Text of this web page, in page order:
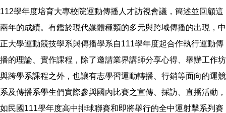
112學年度培育大專校院運動傳播人才訪視會議，簡述並回顧這
兩年的成績。有鑑於現代媒體種類的多元與跨域傳播的出現，中
正大學運動競技學系與傳播學系自111學年度起合作執行運動傳
播的理論、實作課程，除了邀請業界講師分享心得、舉辦工作坊
與跨學系課程之外，也讓有志學習運動轉播、行銷等面向的運競
系及傳播系學生們實際參與國內比賽之宣傳、採訪、直播活動，
如民國111學年度高中排球聯賽和即將舉行的全中運射擊系列賽